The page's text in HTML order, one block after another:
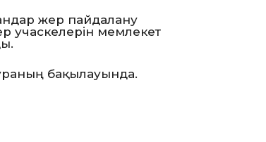
жер пайдалану
учаскелерін мемлекет
бақылауында.